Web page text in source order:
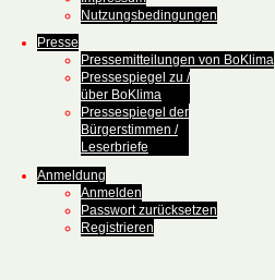
Nutzungsbedingungen
Presse
Pressemitteilungen von BoKlima
Pressespiegel zu /
über BoKlima
Pressespiegel der
Bürgerstimmen /
Leserbriefe
Anmeldung
Anmelden
Passwort zurücksetzen
Registrieren